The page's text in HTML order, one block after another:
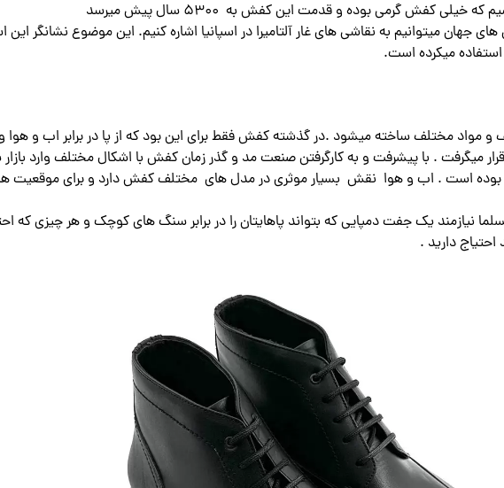
کفش گرمی بوده و قدمت این کفش به ۵۳۰۰ سال پیش میرسد
جهان میتوانیم به نقاشی های غار آلتامیرا در اسپانیا اشاره کنیم. این موضوع نشانگر
مواد مختلف ساخته میشود .در گذشته کفش فقط برای این بود که از پا در برابر اب و
میگرفت . با پیشرفت و به کارگرفتن صنعت مد و گذر زمان کفش با اشکال مختلف وارد
است . اب و هوا نقش بسیار موثری در مدل های مختلف کفش دارد و برای موقعیت
نیازمند یک جفت دمپایی که بتواند پاهایتان را در برابر سنگ های کوچک و هر چیزی که
دارید .